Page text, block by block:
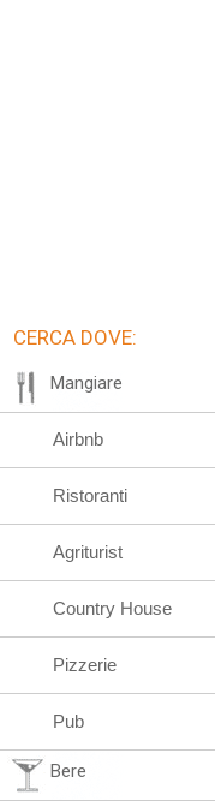
CERCA DOVE:
Mangiare
Airbnb
Ristoranti
Agriturist
Country House
Pizzerie
Pub
Bere